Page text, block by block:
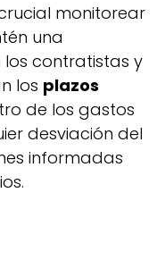
monitorear
una
contratistas y
los plazos
de los gastos
desviación del
informadas